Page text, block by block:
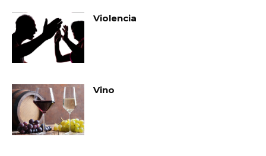
Violencia
Vino